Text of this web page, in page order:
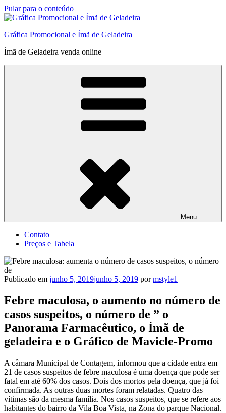
Pular para o conteúdo
Gráfica Promocional e Ímã de Geladeira
Ímã de Geladeira venda online
Menu
Contato
Preços e Tabela
Publicado em junho 5, 2019junho 5, 2019 pormstyle1
Febre maculosa, o aumento no número de
casos suspeitos, o número de ” o
Panorama Farmacêutico, o Ímã de
geladeira e o Gráfico de Mavicle-Promo
A câmara Municipal de Contagem, informou que a cidade entra em
21 de casos suspeitos de febre maculosa é uma doença que pode ser
fatal em até 60% dos casos. Dois dos mortos pela doença, que já foi
confirmada. As outras duas mortes foram relatadas. Quatro das
vítimas são da mesma família. Nos casos suspeitos, que se refere aos
habitantes do bairro da Vila Boa Vista, na Zona do parque Nacional.